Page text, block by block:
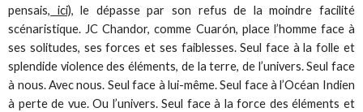
pensais, ici), le dépasse par son refus de la moindre facilité
scénaristique. JC Chandor, comme Cuarón, place l’homme face à
ses solitudes, ses forces et ses faiblesses. Seul face à la folle et
splendide violence des éléments, de la terre, de l’univers. Seul face
à nous. Avec nous. Seul face à lui-même. Seul face à l’Océan Indien
à perte de vue. Ou l’univers. Seul face à la force des éléments et